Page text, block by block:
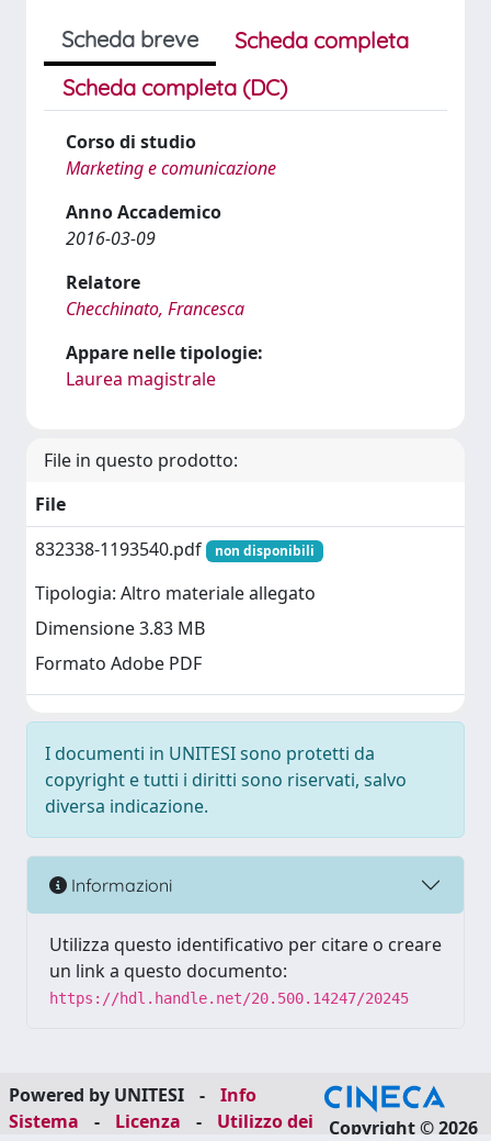
Scheda breve
Scheda completa
Scheda completa (DC)
Corso di studio
Marketing e comunicazione
Anno Accademico
2016-03-09
Relatore
Checchinato, Francesca
Appare nelle tipologie:
Laurea magistrale
File in questo prodotto:
File
832338-1193540.pdf
non disponibili
Tipologia: Altro materiale allegato
Dimensione 3.83 MB
Formato Adobe PDF
I documenti in UNITESI sono protetti da
copyright e tutti i diritti sono riservati, salvo
diversa indicazione.
Informazioni
Utilizza questo identificativo per citare o creare
un link a questo documento:
https://hdl.handle.net/20.500.14247/20245
Powered by UNITESI -
Info
Sistema
- Licenza -
Utilizzo dei
Copyright © 2026